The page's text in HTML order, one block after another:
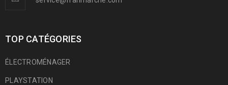
TOP CATÉGORIES
ÉLECTROMÉNAGER
PLAYSTATION